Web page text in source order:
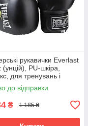
рукавички Everlast
(унцій), PU-шкіра,
для тренувань і
,Чорний (EF-0370-
до відправки
₴ 1 185 ₴